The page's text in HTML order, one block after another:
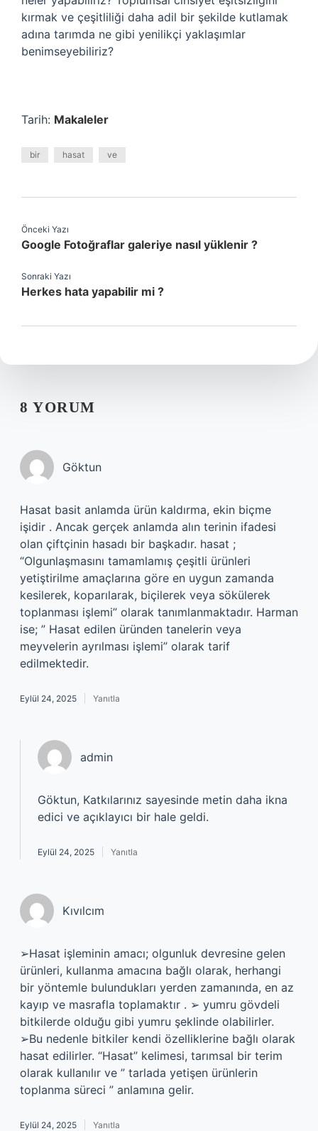
kırmak ve çeşitliliği daha adil bir şekilde kutlamak
adına tarımda ne gibi yenilikçi yaklaşımlar
benimseyebiliriz?
Tarih: Makaleler
bir hasat ve
Önceki Yazı
Google Fotoğraflar galeriye nasıl yüklenir ?
Sonraki Yazı
Herkes hata yapabilir mi ?
8 YORUM
Göktun
Hasat basit anlamda ürün kaldırma, ekin biçme
işidir . Ancak gerçek anlamda alın terinin ifadesi
olan çiftçinin hasadı bir başkadır. hasat ;
“Olgunlaşmasını tamamlamış çeşitli ürünleri
yetiştirilme amaçlarına göre en uygun zamanda
kesilerek, koparılarak, biçilerek veya sökülerek
toplanması işlemi” olarak tanımlanmaktadır. Harman
ise; ” Hasat edilen üründen tanelerin veya
meyvelerin ayrılması işlemi” olarak tarif
edilmektedir.
Eylül 24, 2025 Yanıtla
admin
Göktun, Katkılarınız sayesinde metin daha ikna
edici ve açıklayıcı bir hale geldi.
Eylül 24, 2025 Yanıtla
Kıvılcım
➢Hasat işleminin amacı; olgunluk devresine gelen
ürünleri, kullanma amacına bağlı olarak, herhangi
bir yöntemle bulundukları yerden zamanında, en az
kayıp ve masrafla toplamaktır . ➢ yumru gövdeli
bitkilerde olduğu gibi yumru şeklinde olabilirler.
➢Bu nedenle bitkiler kendi özelliklerine bağlı olarak
hasat edilirler. “Hasat” kelimesi, tarımsal bir terim
olarak kullanılır ve ” tarlada yetişen ürünlerin
toplanma süreci ” anlamına gelir.
Eylül 24, 2025 Yanıtla